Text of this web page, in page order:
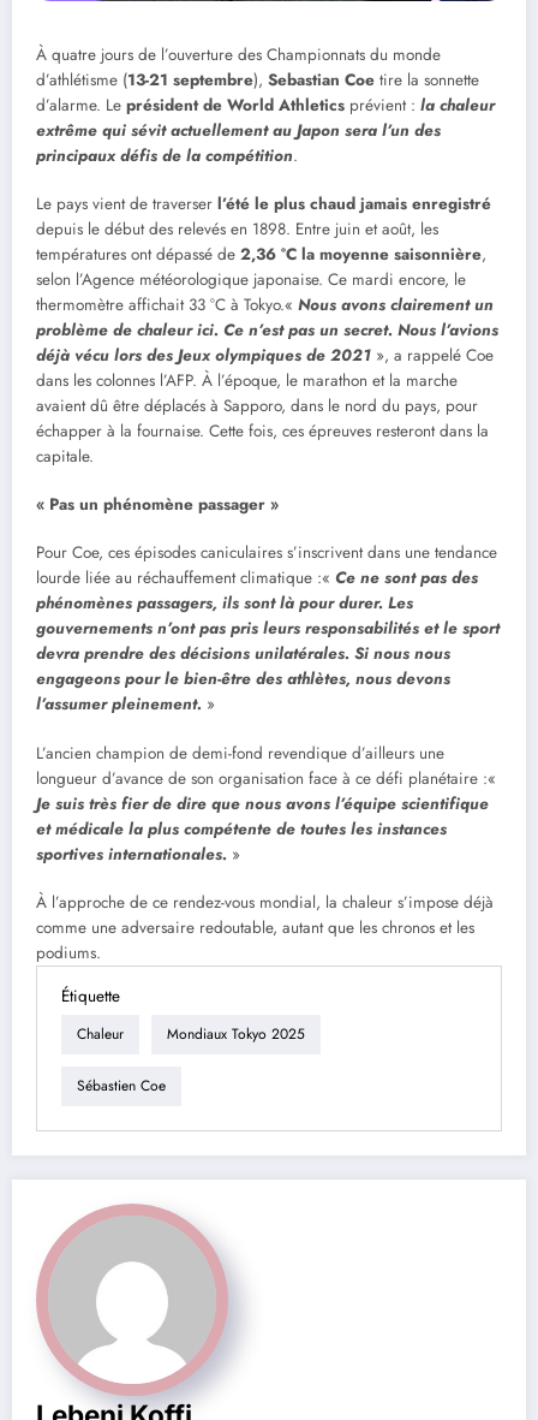
À quatre jours de l’ouverture des Championnats du monde
d’athlétisme (13-21 septembre), Sebastian Coe tire la sonnette
d’alarme. Le président de World Athletics prévient : la chaleur
extrême qui sévit actuellement au Japon sera l’un des
principaux défis de la compétition.
Le pays vient de traverser l’été le plus chaud jamais enregistré
depuis le début des relevés en 1898. Entre juin et août, les
températures ont dépassé de 2,36 °C la moyenne saisonnière,
selon l’Agence météorologique japonaise. Ce mardi encore, le
thermomètre affichait 33 °C à Tokyo.« Nous avons clairement un
problème de chaleur ici. Ce n’est pas un secret. Nous l’avions
déjà vécu lors des Jeux olympiques de 2021 », a rappelé Coe
dans les colonnes l’AFP. À l’époque, le marathon et la marche
avaient dû être déplacés à Sapporo, dans le nord du pays, pour
échapper à la fournaise. Cette fois, ces épreuves resteront dans la
capitale.
« Pas un phénomène passager »
Pour Coe, ces épisodes caniculaires s’inscrivent dans une tendance
lourde liée au réchauffement climatique :« Ce ne sont pas des
phénomènes passagers, ils sont là pour durer. Les
gouvernements n’ont pas pris leurs responsabilités et le sport
devra prendre des décisions unilatérales. Si nous nous
engageons pour le bien-être des athlètes, nous devons
l’assumer pleinement. »
L’ancien champion de demi-fond revendique d’ailleurs une
longueur d’avance de son organisation face à ce défi planétaire :«
Je suis très fier de dire que nous avons l’équipe scientifique
et médicale la plus compétente de toutes les instances
sportives internationales. »
À l’approche de ce rendez-vous mondial, la chaleur s’impose déjà
comme une adversaire redoutable, autant que les chronos et les
podiums.
Étiquette
Chaleur Mondiaux Tokyo 2025
Sébastien Coe